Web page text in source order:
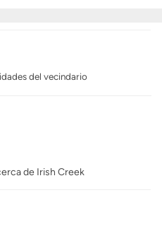
del vecindario
de Irish Creek